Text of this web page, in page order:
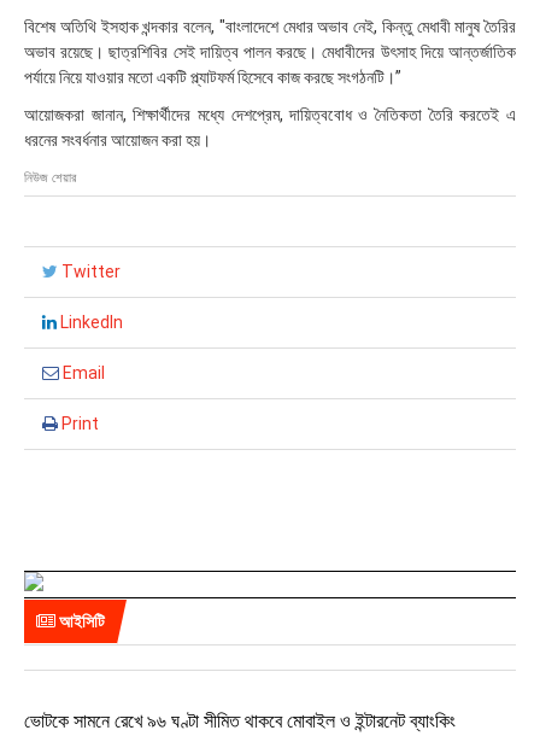
বিশেষ অতিথি ইসহাক খন্দকার বলেন, "বাংলাদেশে মেধার অভাব নেই, কিন্তু মেধাবী মানুষ তৈরির
অভাব রয়েছে। ছাত্রশিবির সেই দায়িত্ব পালন করছে। মেধাবীদের উৎসাহ দিয়ে আন্তর্জাতিক
পর্যায়ে নিয়ে যাওয়ার মতো একটি প্ল্যাটফর্ম হিসেবে কাজ করছে সংগঠনটি।”
আয়োজকরা জানান, শিক্ষার্থীদের মধ্যে দেশপ্রেম, দায়িত্ববোধ ও নৈতিকতা তৈরি করতেই এ
ধরনের সংবর্ধনার আয়োজন করা হয়।
নিউজ শেয়ার
Twitter
LinkedIn
Email
Print
আইসিটি
ভোটকে সামনে রেখে ৯৬ ঘণ্টা সীমিত থাকবে মোবাইল ও ইন্টারনেট ব্যাংকিং